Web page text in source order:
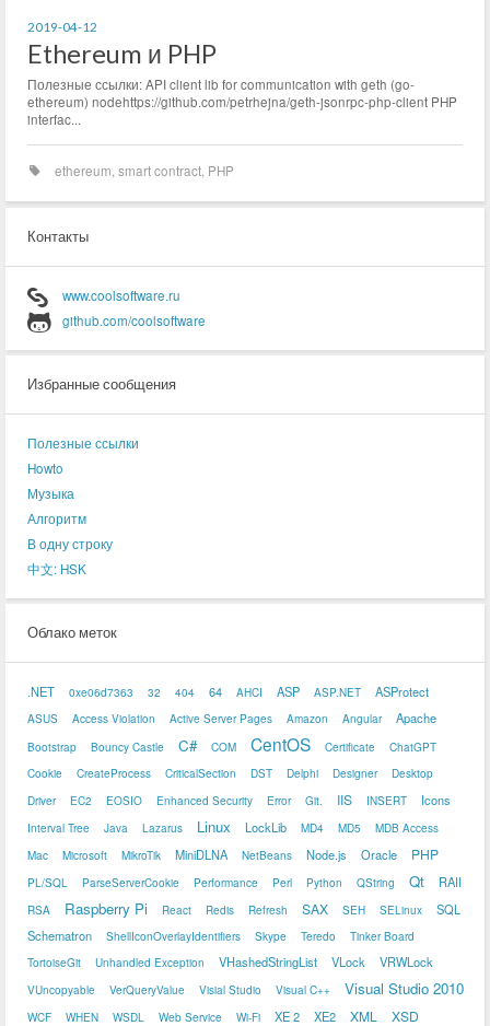
2019-04-12
Ethereum и PHP
Полезные ссылки: API client lib for communication with geth (go-
ethereum) nodehttps://github.com/petrhejna/geth-jsonrpc-php-client PHP
interfac...
ethereum smart contract PHP
Контакты
www.coolsoftware.ru
github.com/coolsoftware
Избранные сообщения
Полезные ссылки
Howto
Музыка
Алгоритм
В одну строку
中文: HSK
Облако меток
.NET 0xe06d7363 32 404 64 AHCI ASP ASP.NET ASProtect
ASUS Access Violation Active Server Pages Amazon Angular Apache
Bootstrap Bouncy Castle C# COM CentOS Certificate
ChatGPT
Cookie
CreateProcess CriticalSection DST Delphi Designer
Desktop
Driver
EC2 EOSIO Enhanced Security Error Git. IIS INSERT Icons
Interval Tree Java Lazarus Linux LockLib MD4 MD5
MDB Access
Mac
Microsoft MikroTik MiniDLNA NetBeans Node.js Oracle PHP
PL/SQL ParseServerCookie Performance Perl Python QString Qt RAII
RSA Raspberry Pi React Redis Refresh SAX SEH SELinux
SQL
Schematron
ShellIconOverlayIdentifiers Skype Teredo
Tinker Board
TortoiseGit
Unhandled Exception VHashedStringList VLock VRWLock
VUncopyable VerQueryValue Visial Studio Visual C++ Visual Studio 2010
WCF WHEN WSDL Web Service Wi-Fi XE 2 XE2 XML XSD